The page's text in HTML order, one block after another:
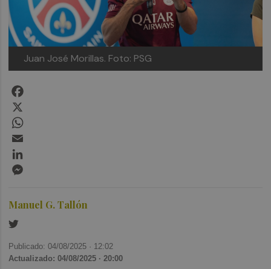
Juan José Morillas. Foto: PSG
Manuel G. Tallón
Publicado: 04/08/2025 · 12:02
Actualizado: 04/08/2025 · 20:00